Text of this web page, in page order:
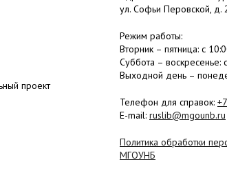
проект
ул. Софьи Перовской, д.
Режим работы:
Вторник – пятница: с
Суббота – воскресенье:
Выходной день –
Телефон для справок:
E-mail: ruslib@mgounb.ru
Политика обработки
МГОУНБ